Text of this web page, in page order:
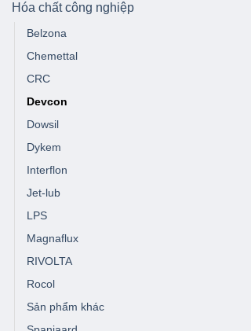
Hóa chất công nghiệp
Belzona
Chemettal
CRC
Devcon
Dowsil
Dykem
Interflon
Jet-lub
LPS
Magnaflux
RIVOLTA
Rocol
Sản phẩm khác